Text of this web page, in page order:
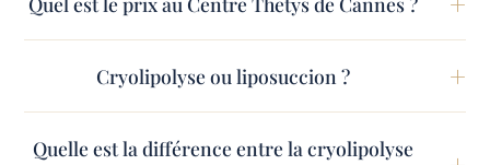
Cryolipolyse ou liposuccion ?
Quelle est la différence entre la cryolipolyse